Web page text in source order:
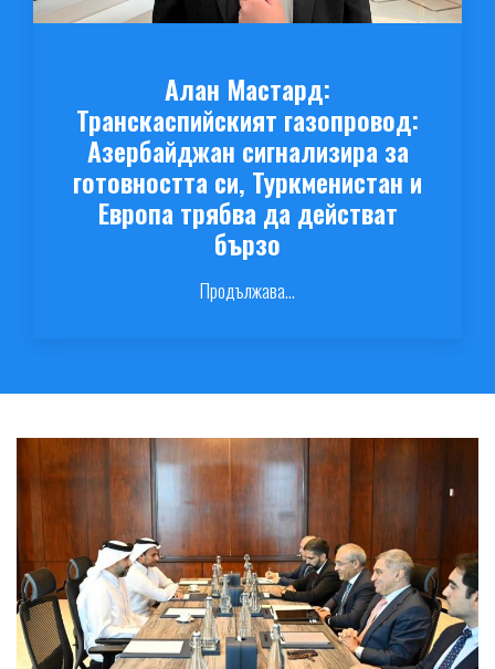
Алан Мастард:
Транскаспийският газопровод:
Азербайджан сигнализира за
готовността си, Туркменистан и
Европа трябва да действат
бързо
Продължава...